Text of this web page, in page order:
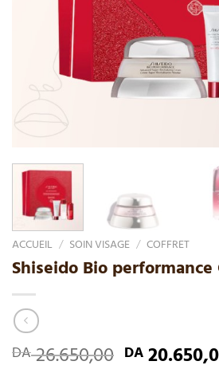
ACCUEIL / SOIN VISAGE / COFFRET
Shiseido Bio
DA26.650,00 DA